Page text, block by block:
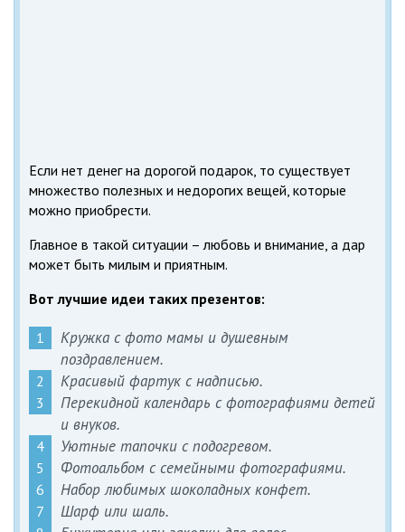
Если нет денег на дорогой подарок, то существует
множество полезных и недорогих вещей, которые
можно приобрести.
Главное в такой ситуации – любовь и внимание, а дар
может быть милым и приятным.
Вот лучшие идеи таких презентов:
Кружка с фото мамы и душевным
поздравлением.
Красивый фартук с надписью.
Перекидной календарь с фотографиями детей
и внуков.
Уютные тапочки с подогревом.
Фотоальбом с семейными фотографиями.
Набор любимых шоколадных конфет.
Шарф или шаль.